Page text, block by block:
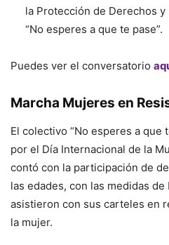
la Protección de Derechos
“No esperes a que te pase”.
Puedes ver el conversatorio
Marcha Mujeres en
El colectivo “No esperes a que
por el Día Internacional de la
contó con la participación de
las edades, con las medidas
asistieron con sus carteles en
la mujer.